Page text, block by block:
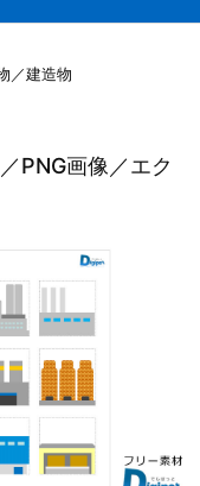

検索
／建造物
PNG画像／エク